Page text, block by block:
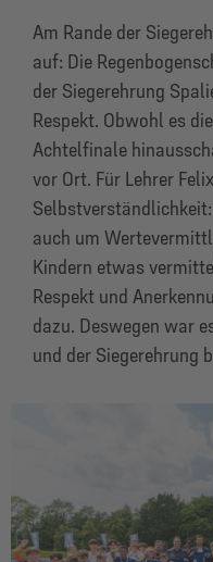
Am Rande der
auf: Die
der Siegerehrung
Respekt. Obwohl es
Achtelfinale
vor Ort. Für Lehrer
Selbstverständlichkeit:
auch um
Kindern etwas
Respekt und
dazu. Deswegen war
und der Siegerehrung